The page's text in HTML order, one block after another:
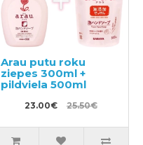
Arau putu roku
ziepes 300ml +
pildviela 500ml
23.00€ 25.50€